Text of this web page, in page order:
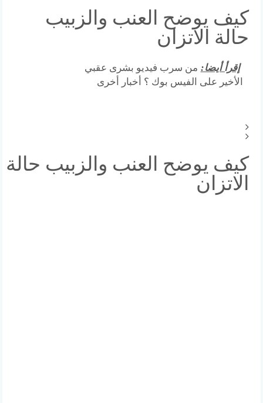
كيف يوضح العنب والزبيب
حالة الاتزان
إقرأ أيضا: من سرب فيديو بشرى عقبي
الأخير على الفيس بوك ؟ أخبار أخرى
كيف يوضح العنب والزبيب حالة
الاتزان